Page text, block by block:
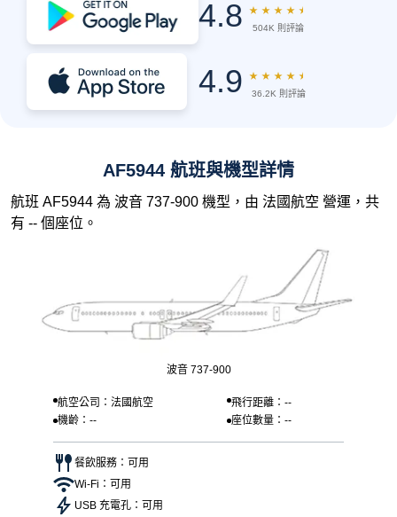
4.8 ★ ★ ★ ★ ★
504K 則評論
4.9 ★ ★ ★ ★ ★
36.2K 則評論
AF5944 航班與機型詳情
航班 AF5944 為 波音 737-900 機型，由 法國航空 營運，共
有 -- 個座位。
波音 737-900
航空公司：法國航空
飛行距離：--
機齡：--
座位數量：--
餐飲服務：可用
Wi-Fi：可用
USB 充電孔：可用